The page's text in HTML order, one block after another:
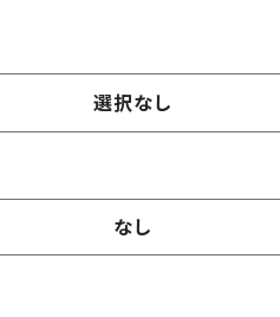
選択なし
なし